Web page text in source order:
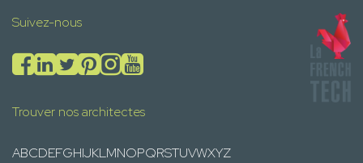
Suivez-nous
Trouver nos architectes
ABCDEFGHIJKLMNOPQRSTUVWXYZ